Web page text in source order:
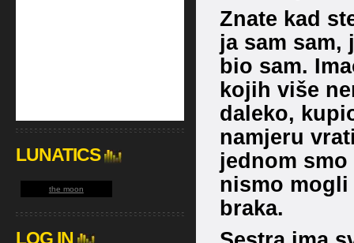
Znate kad
ja sam sam,
bio sam.
kojih više
daleko,
namjeru
jednom
nismo mogli
braka.
LUNATICS
the moon
LOG IN